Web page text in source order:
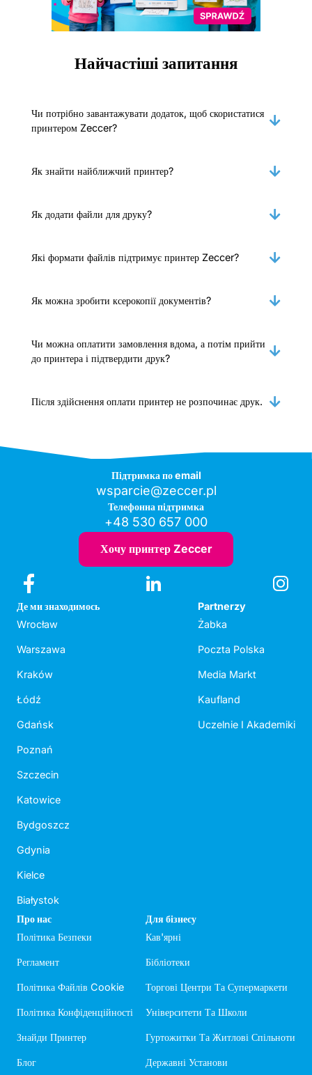
Найчастіші запитання
Чи потрібно завантажувати додаток, щоб скористатися
принтером Zeccer?
Як знайти найближчий принтер?
Як додати файли для друку?
Які формати файлів підтримує принтер Zeccer?
Як можна зробити ксерокопії документів?
Чи можна оплатити замовлення вдома, а потім прийти
до принтера і підтвердити друк?
Після здійснення оплати принтер не розпочинає друк.
Підтримка по email
wsparcie@zeccer.pl
Телефонна підтримка
+48 530 657 000
Хочу принтер Zeccer
Де ми знаходимось
Wrocław
Warszawa
Kraków
Łódź
Gdańsk
Poznań
Szczecin
Katowice
Bydgoszcz
Gdynia
Kielce
Białystok
Partnerzy
Żabka
Poczta Polska
Media Markt
Kaufland
Uczelnie I Akademiki
Про нас
Політика Безпеки
Регламент
Політика Файлів Cookie
Політика Конфіденційності
Знайди Принтер
Блог
Для бізнесу
Кав'ярні
Бібліотеки
Торгові Центри Та Супермаркети
Університети Та Школи
Гуртожитки Та Житлові Спільноти
Державні Установи